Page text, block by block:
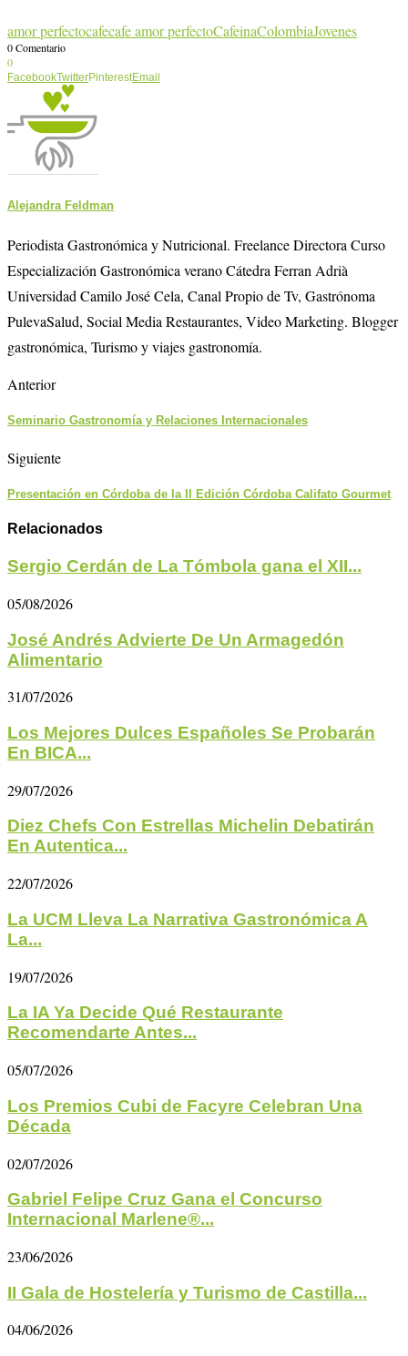
amor perfectocafecafe amor perfectoCafeinaColombiaJovenes
0 Comentario
0
FacebookTwitterPinterestEmail
Alejandra Feldman
Periodista Gastronómica y Nutricional. Freelance Directora Curso
Especialización Gastronómica verano Cátedra Ferran Adrià
Universidad Camilo José Cela, Canal Propio de Tv, Gastrónoma
PulevaSalud, Social Media Restaurantes, Video Marketing. Blogger
gastronómica, Turismo y viajes gastronomía.
Anterior
Seminario Gastronomía y Relaciones Internacionales
Siguiente
Presentación en Córdoba de la II Edición Córdoba Califato Gourmet
Relacionados
Sergio Cerdán de La Tómbola gana el XII...
05/08/2026
José Andrés Advierte De Un Armagedón
Alimentario
31/07/2026
Los Mejores Dulces Españoles Se Probarán
En BICA...
29/07/2026
Diez Chefs Con Estrellas Michelin Debatirán
En Autentica...
22/07/2026
La UCM Lleva La Narrativa Gastronómica A
La...
19/07/2026
La IA Ya Decide Qué Restaurante
Recomendarte Antes...
05/07/2026
Los Premios Cubi de Facyre Celebran Una
Década
02/07/2026
Gabriel Felipe Cruz Gana el Concurso
Internacional Marlene®...
23/06/2026
II Gala de Hostelería y Turismo de Castilla...
04/06/2026